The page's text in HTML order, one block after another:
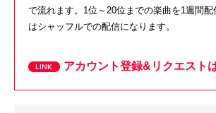
で流れます。 1 位～ 20位までの楽曲を1 週間配
はシャッフルでの配信になります。
アカウント登録&リクエスト